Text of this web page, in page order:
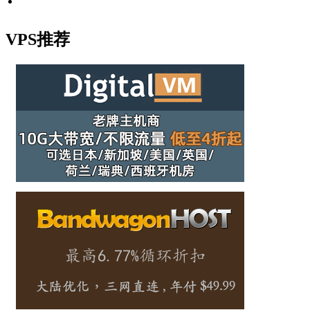
VPS推荐